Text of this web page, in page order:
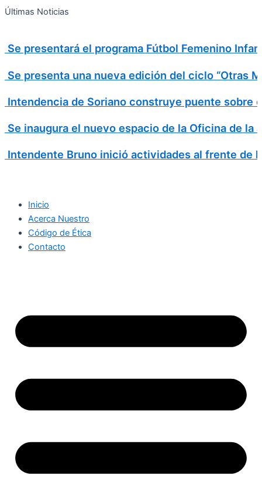
Ir
Últimas Noticias
Se presentará el programa Fútbol Femenino
Se presenta una nueva edición del ciclo “Otras
Intendencia de Soriano construye puente sobre
Se inaugura el nuevo espacio de la Oficina de la
Intendente Bruno inició actividades al frente de
Inicio
Acerca Nuestro
Código de Ética
Contacto
Search